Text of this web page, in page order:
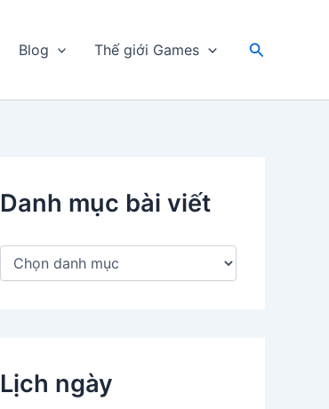
Blog Thế giới Games
Tìm
Danh mục bài viết
D
b
à
Lịch ngày